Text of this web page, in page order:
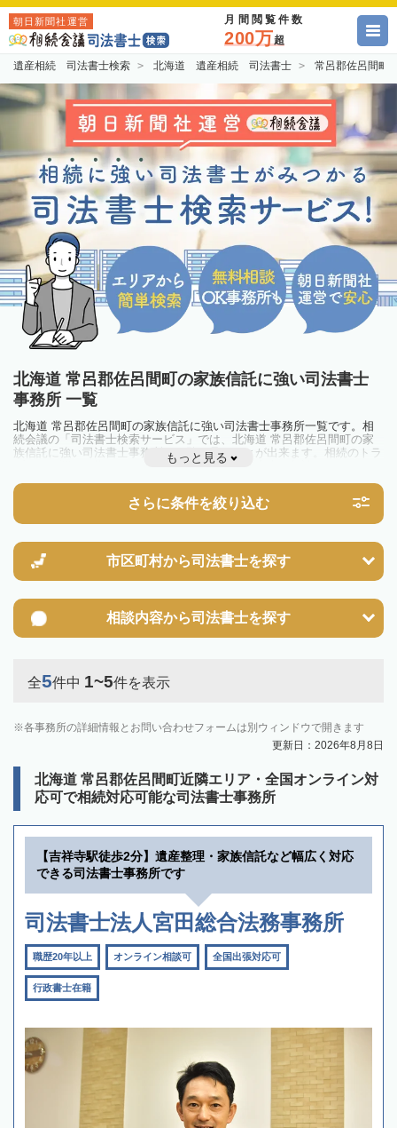
朝日新聞社運営 月間閲覧件数
200万超
遺産相続 司法書士検索 北海道 遺産相続 司法書士 常呂郡佐呂間
北海道 常呂郡佐呂間町の家族信託に強い司法書士
事務所 一覧
北海道 常呂郡佐呂間町の家族信託に強い司法書士事務所一覧です。相
続会議の「司法書士検索サービス」では、北海道 常呂郡佐呂間町の家
族信託に強い司法書士事務所を一覧で見ることが出来ます。相続のトラ
ブルやお悩みを抱えている方は一度近隣の司法書士に相談してみましょ
もっと見る
さらに条件を絞り込む
市区町村から司法書士を探す
相談内容から司法書士を探す
全5件中 1~5件を表示
各事務所の詳細情報とお問い合わせフォームは別ウィンドウで開きます
更新日：2026年8月8日
北海道 常呂郡佐呂間町近隣エリア・全国オンライン対
応可で相続対応可能な司法書士事務所
【吉祥寺駅徒歩2分】遺産整理・家族信託など幅広く対応
できる司法書士事務所です
司法書士法人宮田総合法務事務所
職歴20年以上 オンライン相談可 全国出張対応可
行政書士在籍